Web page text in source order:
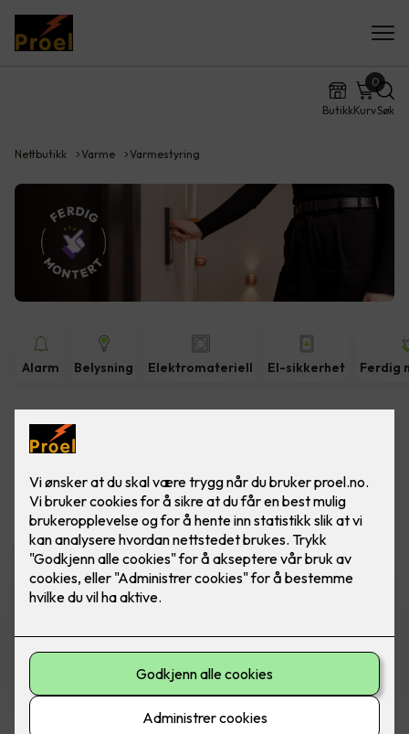
ButikkKurv
0
Søk
Nettbutikk Varme Varmestyring
Alarm Belysning Elektromateriell El-sikkerhet Ferdig
Vis flerefiltre
Bytte av termostat - ELKO
One Hvit
Matter termostat, i fargen hvit.
2,850,-